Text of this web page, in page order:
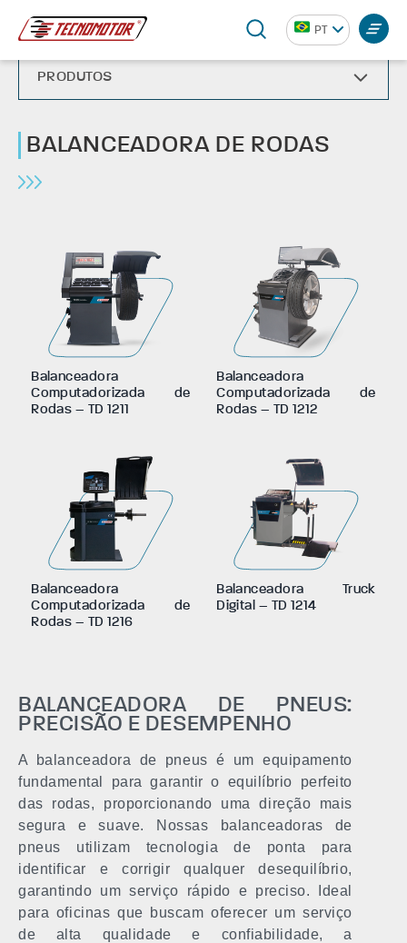
PT
CONHEÇA A TECNOMOTOR
PRODUTOS
BALANCEADORA DE RODAS
PRODUTOS
BALANCEADORA DE RODAS
Balanceadora
Computadorizada de
Rodas – TD 1211
Balanceadora
Computadorizada de
Rodas – TD 1212
Balanceadora
Computadorizada de
Rodas – TD 1216
Balanceadora Truck
Digital – TD 1214
BALANCEADORA DE PNEUS:
PRECISÃO E DESEMPENHO
A balanceadora de pneus é um equipamento
fundamental para garantir o equilíbrio perfeito
das rodas, proporcionando uma direção mais
segura e suave. Nossas balanceadoras de
pneus utilizam tecnologia de ponta para
identificar e corrigir qualquer desequilíbrio,
garantindo um serviço rápido e preciso. Ideal
para oficinas que buscam oferecer um serviço
de alta qualidade e confiabilidade, a